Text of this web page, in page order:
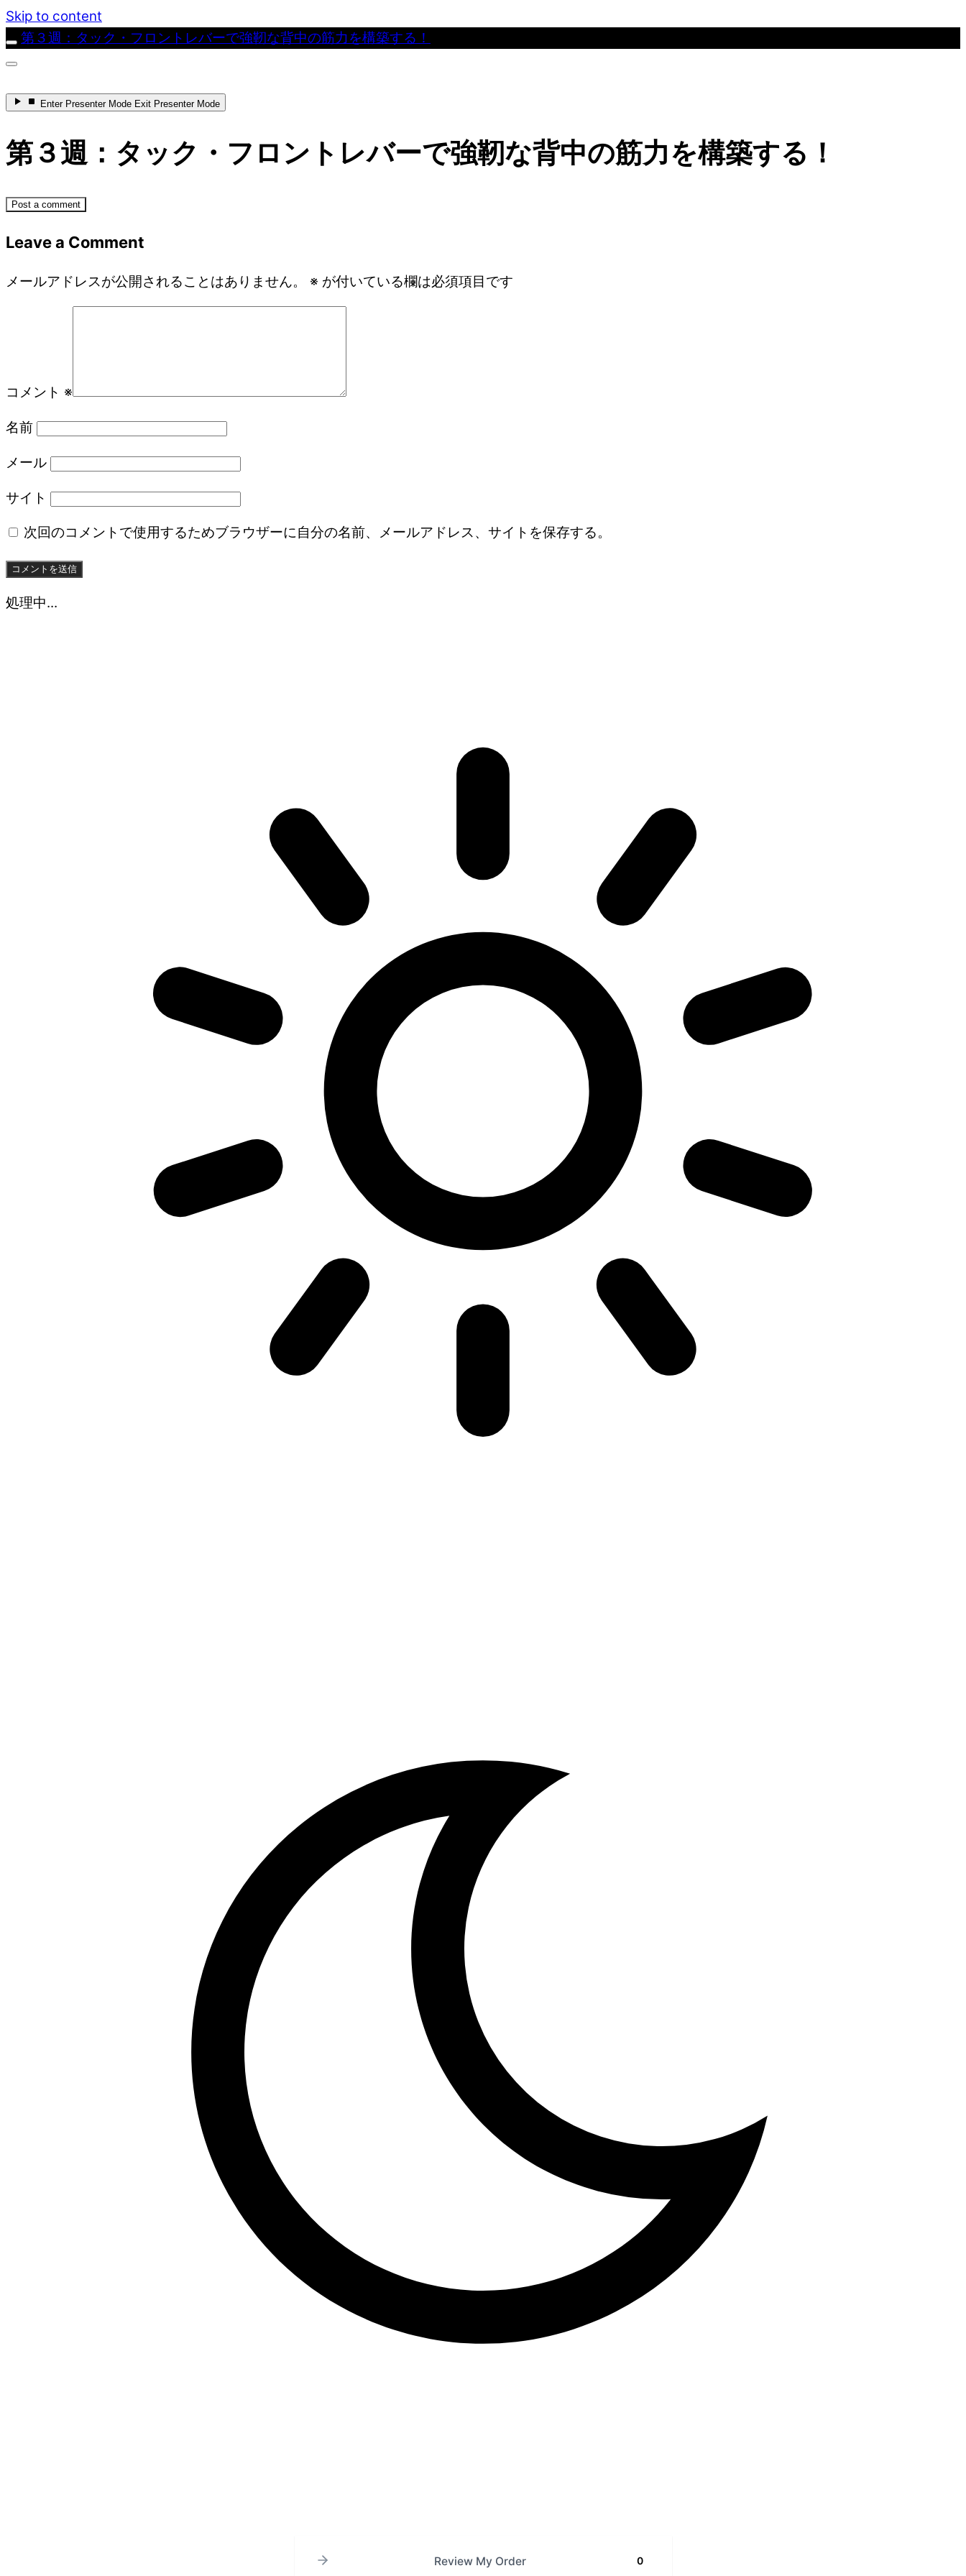
Skip to content
第３週：タック・フロントレバーで強靭な背中の筋力を構築する！
Enter Presenter Mode Exit Presenter Mode
第３週：タック・フロントレバーで強靭な背中の筋力を構築する！
Post a comment
Leave a Comment
メールアドレスが公開されることはありません。 ※ が付いている欄は必須項目です
コメント ※
名前
メール
サイト
次回のコメントで使用するためブラウザーに自分の名前、メールアドレス、サイトを保存する。
処理中...
Review My Order 0